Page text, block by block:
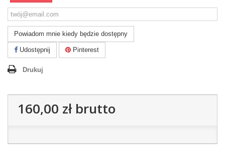
Powiadom mnie kiedy będzie dostępny
Udostępnij Pinterest
Drukuj
160,00 złbrutto